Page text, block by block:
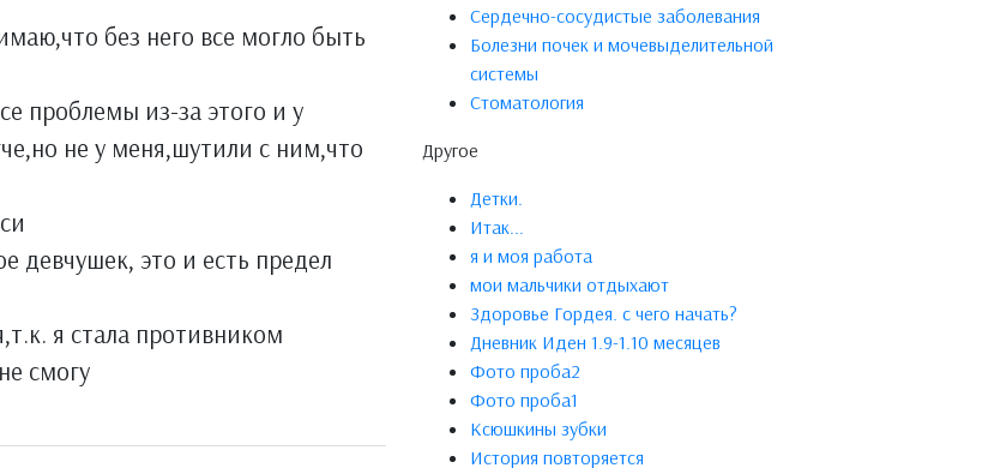
без него все могло быть
проблемы из-за этого и у
не у меня,шутили с ним,что
девчушек, это и есть предел
я стала противником
смогу
Сердечно-сосудистые заболевания
Болезни почек и мочевыделительной
системы
Стоматология
Другое
Детки.
Итак...
я и моя работа
мои мальчики отдыхают
Здоровье Гордея. с чего начать?
Дневник Иден 1.9-1.10 месяцев
Фото проба2
Фото проба1
Ксюшкины зубки
История повторяется